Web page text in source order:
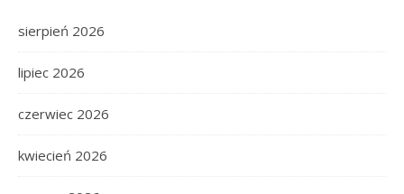
sierpień 2026
lipiec 2026
czerwiec 2026
kwiecień 2026